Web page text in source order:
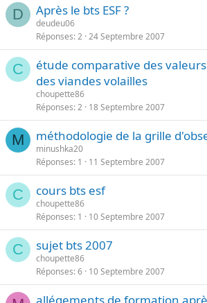
D Après le bts ESF ?
deudeu06
Réponses 2 24 Septembre 2007
C
étude comparative des
des viandes volailles
choupette86
Réponses 2 18 Septembre 2007
M méthodologie de la grille
minushka20
Réponses 1 11 Septembre 2007
C cours bts esf
choupette86
Réponses 1 10 Septembre 2007
C sujet bts 2007
choupette86
Réponses 6 10 Septembre 2007